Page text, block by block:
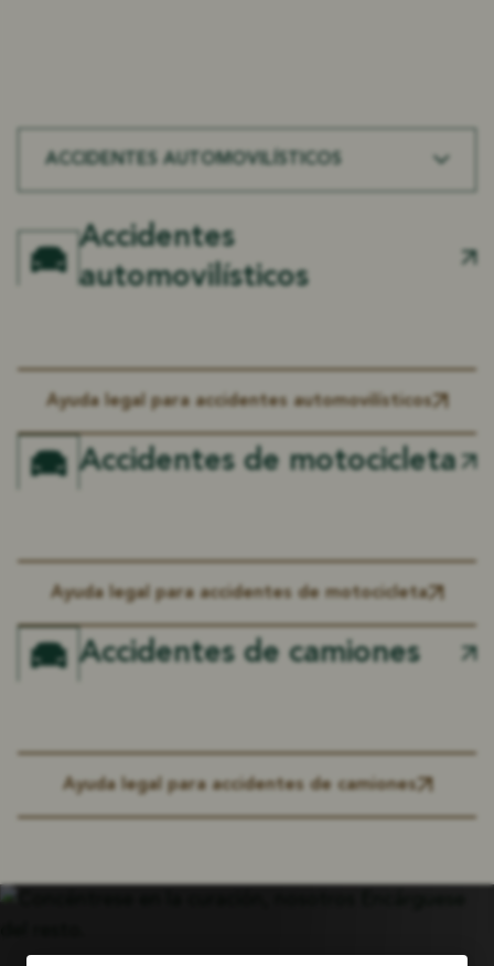
ACCIDENTES AUTOMOVILÍSTICOS
Accidentes
automovilísticos
Ayuda legal para accidentes automovilísticos
Accidentes de motocicleta
Ayuda legal para accidentes de motocicleta
Accidentes de camiones
Ayuda legal para accidentes de camiones